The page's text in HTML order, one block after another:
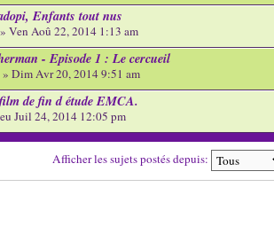
Enfants tout nus
Ven Aoû 22, 2014 1:13 am
- Episode 1 : Le cercueil
» Dim Avr 20, 2014 9:51 am
de fin d étude EMCA.
Juil 24, 2014 12:05 pm
Afficher les sujets postés depuis: